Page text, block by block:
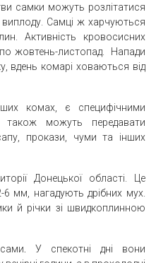
самки можуть розлітатися
виплоду. Самці ж харчуються
Активність кровосисних
по жовтень-листопад. Напади
вдень комарі ховаються від
комах, є специфічними
також можуть передавати
прокази, чуми та інших
Донецької області. Це
мм, нагадують дрібних мух.
й річки зі швидкоплинною
У спекотні дні вони